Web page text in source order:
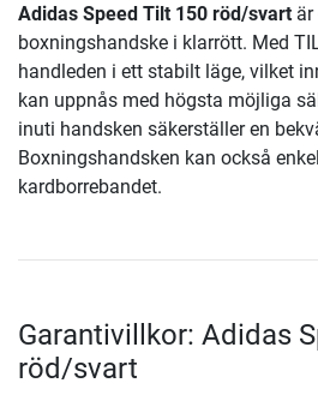
Adidas Speed Tilt 150 röd/svart är
boxningshandske i klarrött. Med
handleden i ett stabilt läge, vilket
kan uppnås med högsta möjliga
inuti handsken säkerställer en
Boxningshandsken kan också
kardborrebandet.
Garantivillkor: Adidas
röd/svart